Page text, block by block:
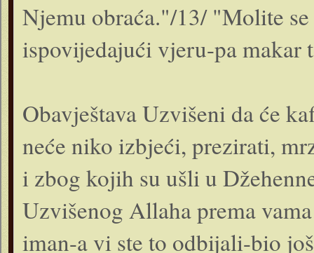
Njemu obraća."/13/ "Molite
ispovijedajući vjeru-pa
Obavještava Uzvišeni da će
neće niko izbjeći, prezirati,
i zbog kojih su ušli u
Uzvišenog Allaha prema
iman-a vi ste to odbijali-bio